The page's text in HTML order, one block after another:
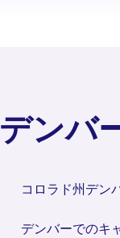
デンバ
コロラド州デン
デンバーでのキ